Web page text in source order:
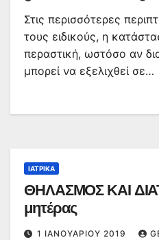
Στις περισσότερες
τους ειδικούς, η
περαστική, ωστόσο αν
μπορεί να εξελιχθεί σε…
ΙΑΤΡΙΚΆ
ΘΗΛΑΣΜΟΣ ΚΑΙ
μητέρας
1 ΙΑΝΟΥΑΡΊΟΥ 2019